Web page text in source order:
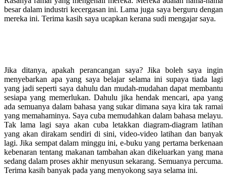
besar dalam industri kecergasan ini. Lama juga saya berguru dengan
mereka ini. Terima kasih saya ucapkan kerana sudi mengajar saya.
Jika ditanya, apakah perancangan saya? Jika boleh saya ingin
menyebarkan apa yang saya belajar selama ini supaya tiada lagi
yang jadi seperti saya dahulu dan mudah-mudahan dapat membantu
sesiapa yang memerlukan. Dahulu jika hendak mencari, apa yang
ada semuanya dalam bahasa yang sukar dimana saya kira tak ramai
yang memahaminya. Saya cuba memudahkan dalam bahasa melayu.
Tak lama lagi saya akan cuba letakkan diagram-diagram latihan
yang akan dirakam sendiri di sini, video-video latihan dan banyak
lagi. Jika sempat dalam minggu ini, e-buku yang pertama berkenaan
kebenaran tentang makanan tambahan akan dikeluarkan yang mana
sedang dalam proses akhir menyusun sekarang. Semuanya percuma.
Terima kasih banyak pada yang menyokong saya selama ini.